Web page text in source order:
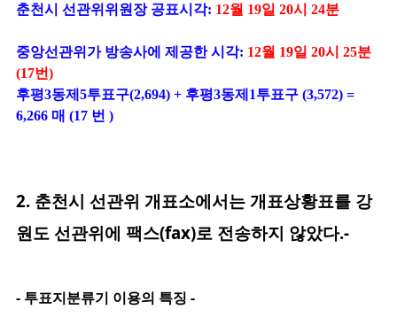
춘천시 선관위위원장 공표시각: 12월 19일 20시 24분
중앙선관위가 방송사에 제공한 시각: 12월 19일 20시 25분
(17번)
후평3동제5투표구(2,694) + 후평3동제1투표구 (3,572) =
6,266 매 (17 번 )
2. 춘천시 선관위 개표소에서는 개표상황표를 강
원도 선관위에 팩스(fax)로 전송하지 않았다.-
- 투표지분류기 이용의 특징 -